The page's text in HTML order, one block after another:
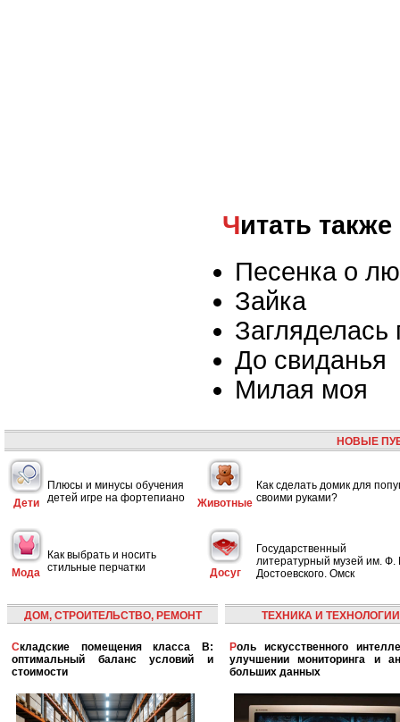
Читать также
Песенка о
Зайка
Загляделась
До свиданья
Милая моя
НОВЫЕ
Дети
Плюсы и минусы обучения
детей игре на фортепиано
Животные
Как сделать домик для
своими руками?
Мода
Как выбрать и носить
стильные перчатки
Досуг
Государственный
литературный музей им. Ф.
Достоевского. Омск
ДОМ, СТРОИТЕЛЬСТВО, РЕМОНТ
Складские помещения класса B:
оптимальный баланс условий и
стоимости
ТЕХНИКА И ТЕХНОЛОГИИ
Роль искусственного интеллекта в
улучшении мониторинга и
больших данных